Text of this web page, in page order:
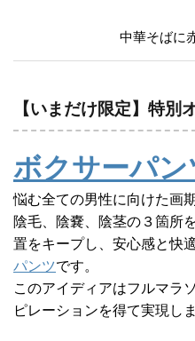
中華そばに
【いまだけ限定】特別
ボクサーパ
悩む全ての男性に向けた画
陰毛、陰嚢、陰茎の３箇所
置をキープし、安心感と快
パンツです。
このアイディアはフルマラ
ピレーションを得て実現し